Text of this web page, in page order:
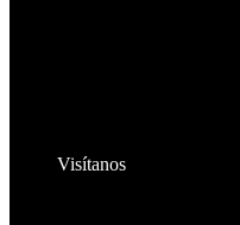
Visítanos